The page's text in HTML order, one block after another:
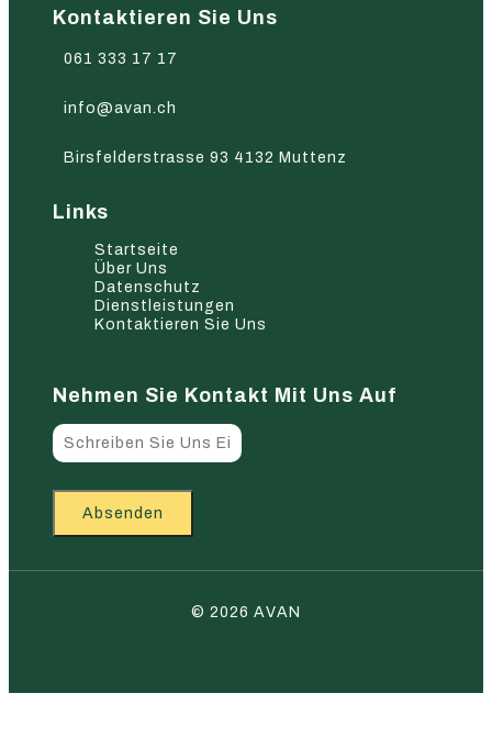
Kontaktieren Sie Uns
061 333 17 17
info@avan.ch
Birsfelderstrasse 93 4132 Muttenz
Links
Startseite
Über Uns
Datenschutz
Dienstleistungen
Kontaktieren Sie Uns
Nehmen Sie Kontakt Mit Uns Auf
Absenden
© 2026 AVAN